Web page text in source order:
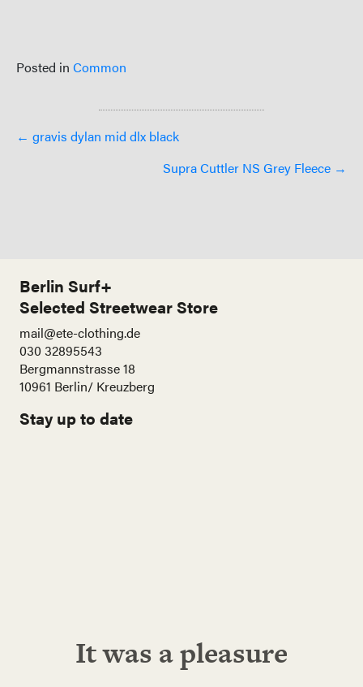
Posted in Common
Posts
← gravis dylan mid dlx black
Supra Cuttler NS Grey Fleece →
Berlin Surf+
Selected Streetwear Store
mail@ete-clothing.de
030 32895543
Bergmannstrasse 18
10961 Berlin/ Kreuzberg
Stay up to date
It was a pleasure